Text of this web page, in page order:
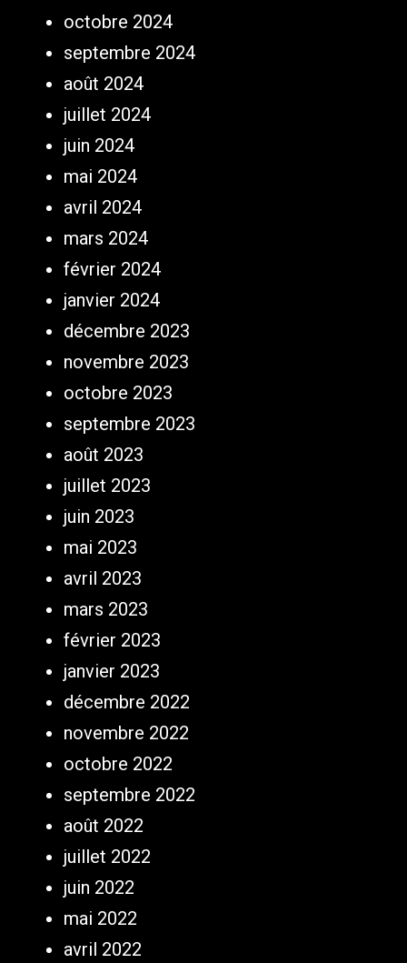
octobre 2024
septembre 2024
août 2024
juillet 2024
juin 2024
mai 2024
avril 2024
mars 2024
février 2024
janvier 2024
décembre 2023
novembre 2023
octobre 2023
septembre 2023
août 2023
juillet 2023
juin 2023
mai 2023
avril 2023
mars 2023
février 2023
janvier 2023
décembre 2022
novembre 2022
octobre 2022
septembre 2022
août 2022
juillet 2022
juin 2022
mai 2022
avril 2022